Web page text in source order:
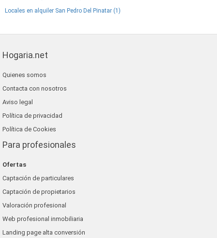
Locales en alquiler San Pedro Del Pinatar (1)
Hogaria.net
Quienes somos
Contacta con nosotros
Aviso legal
Política de privacidad
Política de Cookies
Para profesionales
Ofertas
Captación de particulares
Captación de propietarios
Valoración profesional
Web profesional inmobiliaria
Landing page alta conversión